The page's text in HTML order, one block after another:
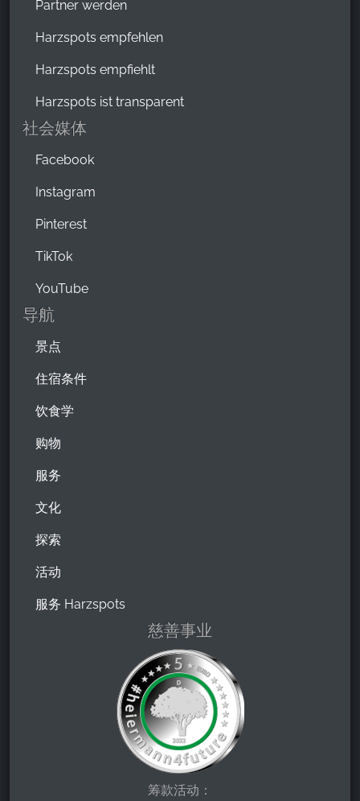
Partner werden
Harzspots empfehlen
Harzspots empfiehlt
Harzspots ist transparent
社会媒体
Facebook
Instagram
Pinterest
TikTok
YouTube
导航
景点
住宿条件
饮食学
购物
服务
文化
探索
活动
服务 Harzspots
慈善事业
筹款活动：